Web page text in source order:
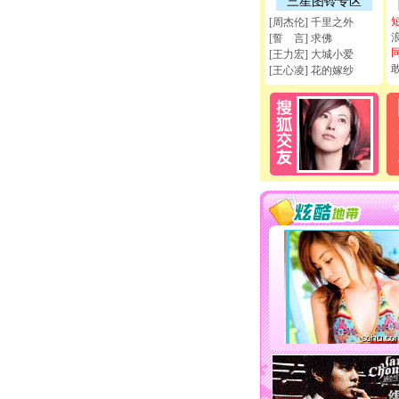
[周杰伦] 千里之外
[誓 言] 求佛
[王力宏] 大城小爱
[王心凌] 花的嫁纱